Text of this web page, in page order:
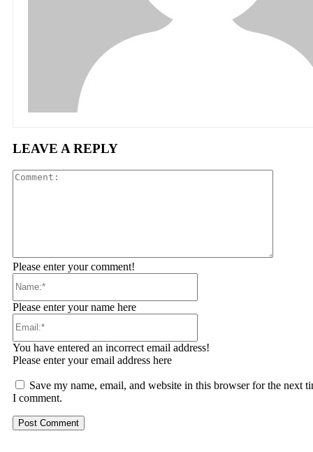
LEAVE A REPLY
Please enter your comment!
Please enter your name here
You have entered an incorrect email address!
Please enter your email address here
Save my name, email, and website in this browser for the next
I comment.